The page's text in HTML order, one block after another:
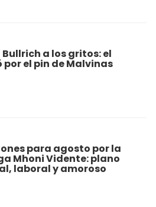
a los gritos: el
por el pin de Malvinas
para agosto por la
Mhoni Vidente: plano
laboral y amoroso